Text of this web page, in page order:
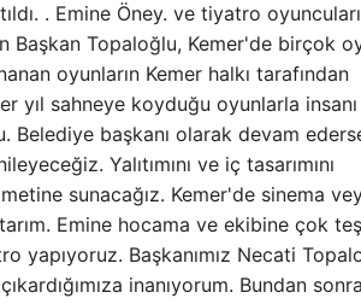
. Emine Öney. ve tiyatro oyuncuları
Başkan Topaloğlu, Kemer'de birçok
oyunların Kemer halkı tarafından
yıl sahneye koyduğu oyunlarla insanı
Belediye başkanı olarak devam
Yalıtımını ve iç tasarımını
sunacağız. Kemer'de sinema
Emine hocama ve ekibine çok
yapıyoruz. Başkanımız Necati
inanıyorum. Bundan